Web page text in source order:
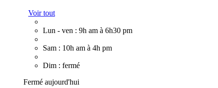
Voir tout
Lun - ven : 9h am à 6h30 pm
Sam : 10h am à 4h pm
Dim : fermé
Fermé aujourd'hui